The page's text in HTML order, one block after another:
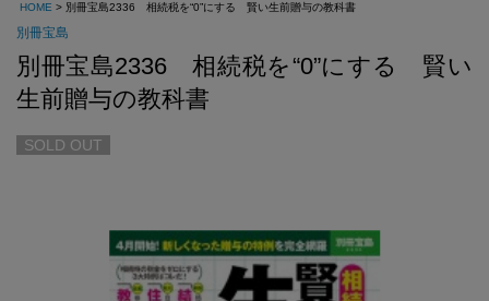
HOME > 別冊宝島2336 相続税を“0”にする 賢い生前贈与の教科書
別冊宝島
別冊宝島2336 相続税を“0”にする 賢い
生前贈与の教科書
SOLD OUT